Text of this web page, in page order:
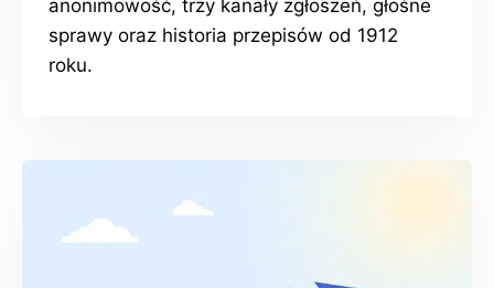
anonimowość, trzy kanały zgłoszeń, głośne
sprawy oraz historia przepisów od 1912
roku.